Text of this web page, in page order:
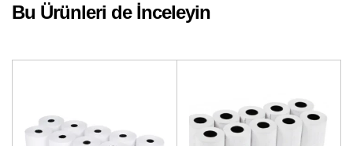
Bu Ürünleri de İnceleyin